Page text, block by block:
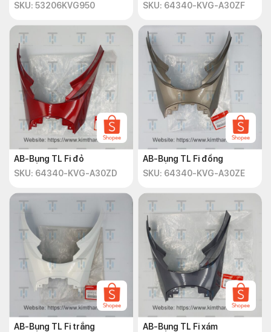
SKU: 53206KVG950
SKU: 64340-KVG-A30ZF
AB-Bụng TL Fi đỏ
SKU: 64340-KVG-A30ZD
AB-Bụng TL Fi đồng
SKU: 64340-KVG-A30ZE
AB-Bụng TL Fi trắng
AB-Bụng TL Fi xám